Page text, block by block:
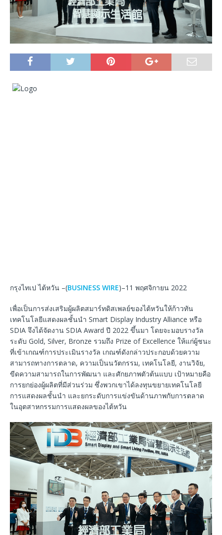
กรุงไทเป ไต้หวัน –(BUSINESS WIRE)–11 พฤศจิกายน 2022
เพื่อเป็นการส่งเสริมผู้ผลิตสมาร์ทดิสเพลย์ของไต้หวันให้ก้าวทัน
เทคโนโลยีแสดงผลชั้นนำ Smart Display Industry Alliance หรือ
SDIA จึงได้จัดงาน SDIA Award ปี 2022 ขึ้นมา โดยจะมอบรางวัล
ระดับ Gold, Silver, Bronze รวมถึง Prize of Excellence ให้แก่ผู้ชนะ
ที่เข้าเกณฑ์การประเมินรางวัล เกณฑ์ดังกล่าวประกอบด้วยความ
สามารถทางการตลาด, ความเป็นนวัตกรรม, เทคโนโลยี, งานวิจัย,
ขีดความสามารถในการพัฒนา และศักยภาพตัวต้นแบบ เป้าหมายคือ
การยกย่องผู้ผลิตที่มีส่วนร่วม ซึ่งพวกเขาได้ลงทุนขยายเทคโนโลยี
การแสดงผลชั้นนำ และยกระดับการแข่งขันด้านภาพกับการตลาด
ในอุตสาหกรรมการแสดงผลของไต้หวัน